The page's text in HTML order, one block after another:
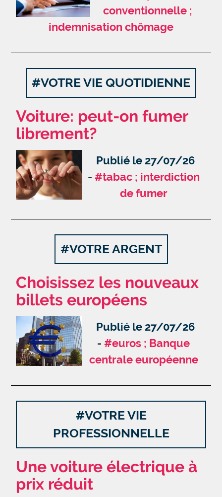
conventionnelle ;
indemnisation chômage
#VOTRE VIE QUOTIDIENNE
Voiture: peut-on fumer
librement?
Publié le 27/07/26
#tabac ; interdiction
de fumer
#VOTRE ARGENT
Choisissez les nouveaux
billets européens
Publié le 27/07/26
#euros ; Banque
centrale européenne
#VOTRE VIE
PROFESSIONNELLE
Une voiture électrique à
prix réduit